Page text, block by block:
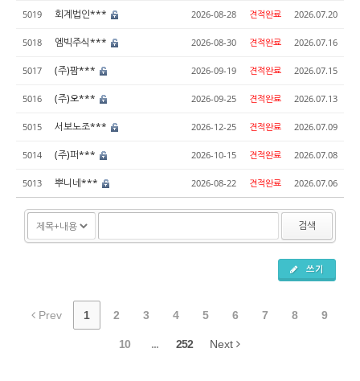
5019 회계법인*** 2026-08-28 견적완료 2026.07.20
5018 엠빅주식*** 2026-08-30 견적완료 2026.07.16
5017 (주)팜*** 2026-09-19 견적완료 2026.07.15
5016 (주)오*** 2026-09-25 견적완료 2026.07.13
5015 서보노조*** 2026-12-25 견적완료 2026.07.09
5014 (주)퍼*** 2026-10-15 견적완료 2026.07.08
5013 뿌니네*** 2026-08-22 견적완료 2026.07.06
검색
쓰기
Prev 1 2 3 4 5 6 7 8 9
10 ... 252 Next